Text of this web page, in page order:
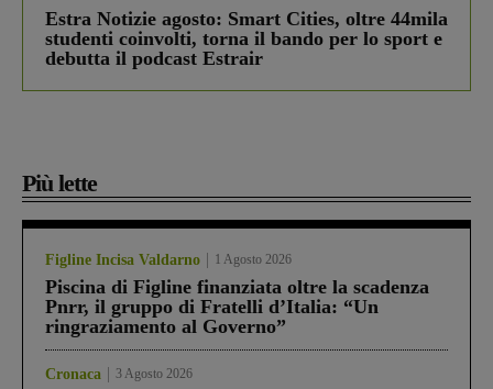
Estra Notizie agosto: Smart Cities, oltre 44mila
studenti coinvolti, torna il bando per lo sport e
debutta il podcast Estrair
Più lette
Figline Incisa Valdarno 1 Agosto 2026
Piscina di Figline finanziata oltre la scadenza
Pnrr, il gruppo di Fratelli d’Italia: “Un
ringraziamento al Governo”
Cronaca 3 Agosto 2026